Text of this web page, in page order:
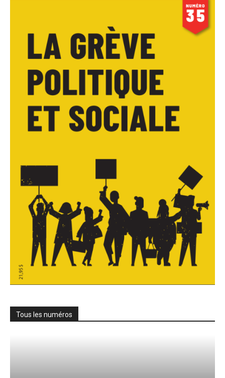
Tous les numéros